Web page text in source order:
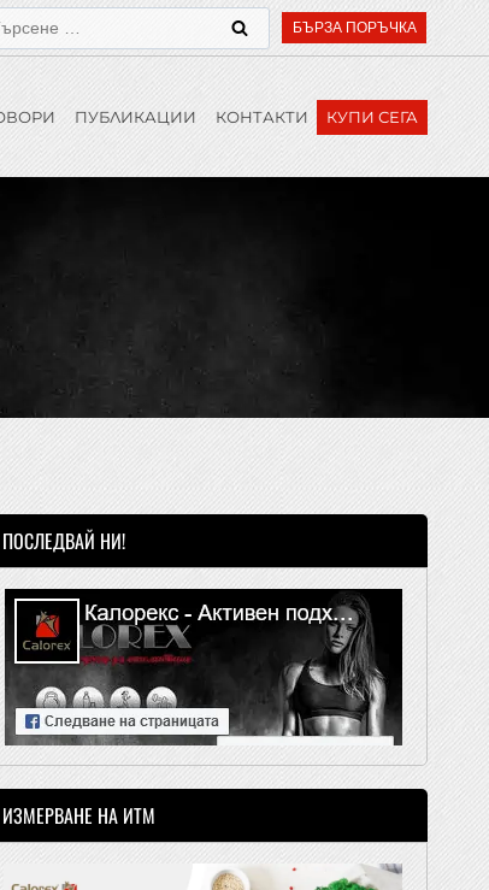
БЪРЗА ПОРЪЧКА
ПУБЛИКАЦИИ КОНТАКТИ КУПИ СЕГА
ПОСЛЕДВАЙ НИ!
ИЗМЕРВАНЕ НА ИТМ